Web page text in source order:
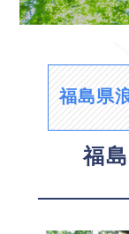
福島県
福